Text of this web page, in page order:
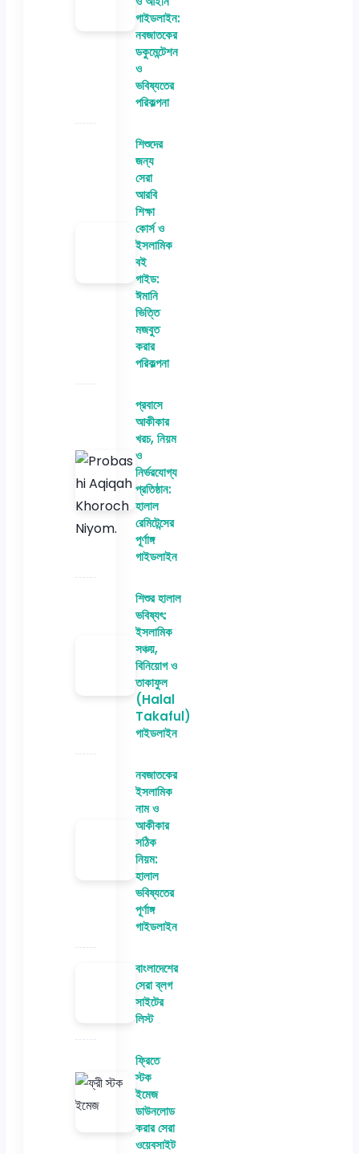
গাইডলাইন:
নবজাতকের
ডকুমেন্টেশন
ও
ভবিষ্যতের
পরিকল্পনা
শিশুদের
জন্য
সেরা
আরবি
শিক্ষা
কোর্স ও
ইসলামিক
বই
গাইড:
ঈমানি
ভিত্তি
মজবুত
করার
পরিকল্পনা
প্রবাসে
আকীকার
খরচ, নিয়ম
ও
নির্ভরযোগ্য
প্রতিষ্ঠান:
হালাল
রেমিটেন্সের
পূর্ণাঙ্গ
গাইডলাইন
শিশুর হালাল
ভবিষ্যৎ:
ইসলামিক
সঞ্চয়,
বিনিয়োগ ও
তাকাফুল
(Halal
Takaful)
গাইডলাইন
নবজাতকের
ইসলামিক
নাম ও
আকীকার
সঠিক
নিয়ম:
হালাল
ভবিষ্যতের
পূর্ণাঙ্গ
গাইডলাইন
বাংলাদেশের
সেরা ব্লগ
সাইটের
লিস্ট
ফ্রিতে
স্টক
ইমেজ
ডাউনলোড
করার সেরা
ওয়েবসাইট